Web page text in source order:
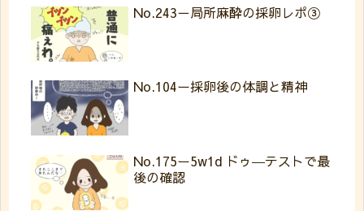
No.243－局所麻酔の採卵レポ③
No.104ー採卵後の体調と精神
No.175ー5w1d ドゥ―テストで最
後の確認